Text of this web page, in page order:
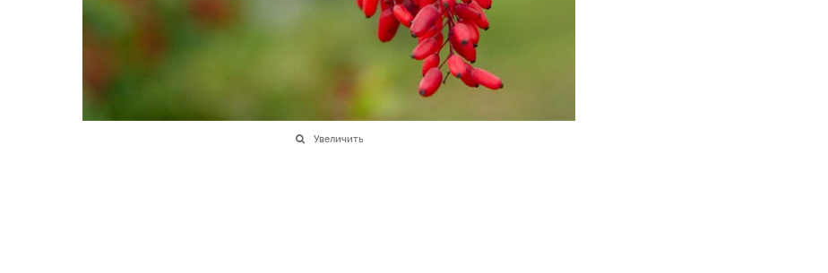
Увеличить